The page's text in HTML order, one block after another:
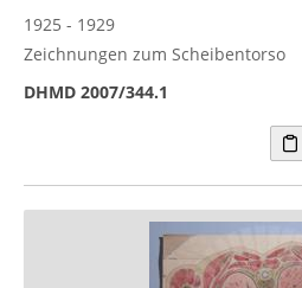
1925 - 1929
Zeichnungen zum Scheibentorso
DHMD 2007/344.1